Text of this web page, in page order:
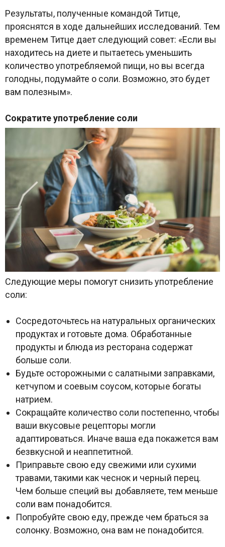
Результаты, полученные командой Титце,
прояснятся в ходе дальнейших исследований. Тем
временем Титце дает следующий совет: «Если вы
находитесь на диете и пытаетесь уменьшить
количество употребляемой пищи, но вы всегда
голодны, подумайте о соли. Возможно, это будет
вам полезным».
Сократите употребление соли
Следующие меры помогут снизить употребление
соли:
Сосредоточьтесь на натуральных органических
продуктах и готовьте дома. Обработанные
продукты и блюда из ресторана содержат
больше соли.
Будьте осторожными с салатными заправками,
кетчупом и соевым соусом, которые богаты
натрием.
Сокращайте количество соли постепенно, чтобы
ваши вкусовые рецепторы могли
адаптироваться. Иначе ваша еда покажется вам
безвкусной и неаппетитной.
Приправьте свою еду свежими или сухими
травами, такими как чеснок и черный перец.
Чем больше специй вы добавляете, тем меньше
соли вам понадобится.
Попробуйте свою еду, прежде чем браться за
солонку. Возможно, она вам не понадобится.